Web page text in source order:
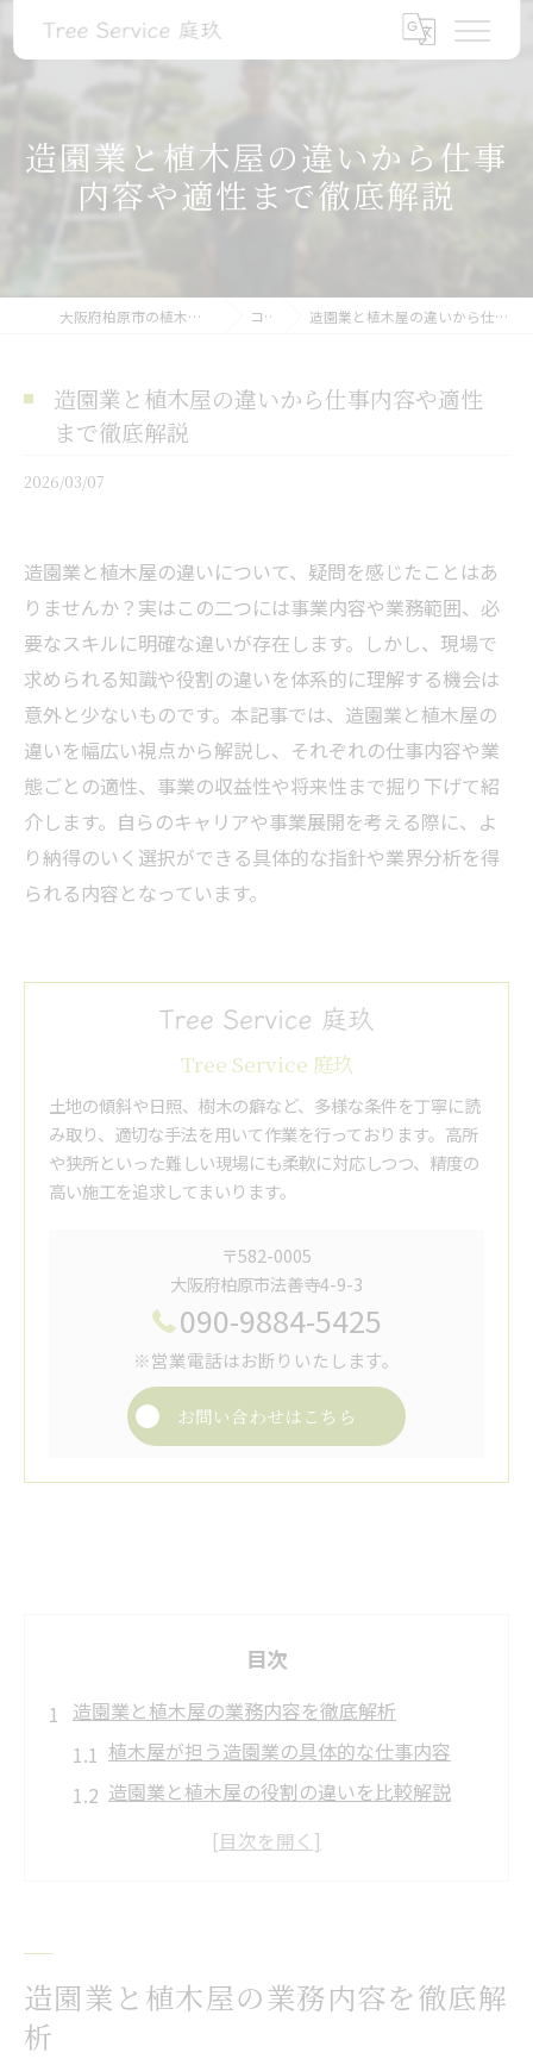
造園業と植木屋の違いから仕事
内容や適性まで徹底解説
大阪府柏原市の植木屋ならTree Service 庭玖 コラム 造園業と植木屋の違いから仕事内容や適性まで徹底解説
造園業と植木屋の違いから仕事内容や適性
まで徹底解説
2026/03/07
造園業と植木屋の違いについて、疑問を感じたことはあ
りませんか？実はこの二つには事業内容や業務範囲、必
要なスキルに明確な違いが存在します。しかし、現場で
求められる知識や役割の違いを体系的に理解する機会は
意外と少ないものです。本記事では、造園業と植木屋の
違いを幅広い視点から解説し、それぞれの仕事内容や業
態ごとの適性、事業の収益性や将来性まで掘り下げて紹
介します。自らのキャリアや事業展開を考える際に、よ
り納得のいく選択ができる具体的な指針や業界分析を得
られる内容となっています。
Tree Service 庭玖
土地の傾斜や日照、樹木の癖など、多様な条件を丁寧に読
み取り、適切な手法を用いて作業を行っております。高所
や狭所といった難しい現場にも柔軟に対応しつつ、精度の
高い施工を追求してまいります。
〒582-0005
大阪府柏原市法善寺4-9-3
090-9884-5425
※営業電話はお断りいたします。
お問い合わせはこちら
目次
造園業と植木屋の業務内容を徹底解析
植木屋が担う造園業の具体的な仕事内容
造園業と植木屋の役割の違いを比較解説
植木屋と造園業の業種分類と特徴を整理
植木屋に求められる適性と必要な資質
造園業と植木屋の業務内容を徹底解
析